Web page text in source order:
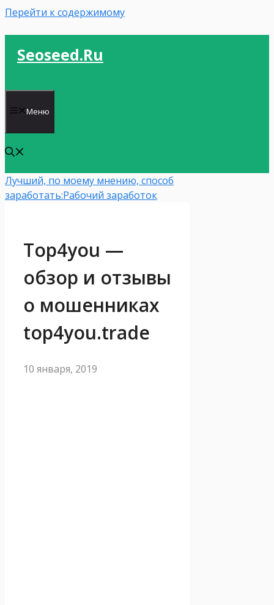
Перейти к содержимому
Seoseed.ru
Меню
Лучший, по моему мнению, способ
заработать:Рабочий заработок
Top4you —
обзор и отзывы
о мошенниках
top4you.trade
10 января, 2019